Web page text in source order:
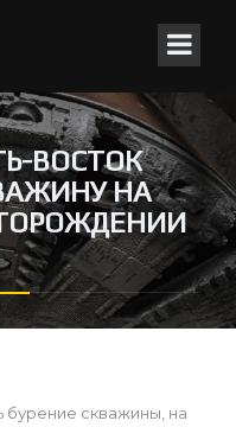
ВОСТОК
НА
бурение скважины, на